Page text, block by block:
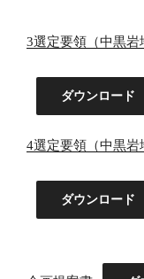
3選定要領（中黒
ダウンロード
4選定要領（中黒
ダウンロード